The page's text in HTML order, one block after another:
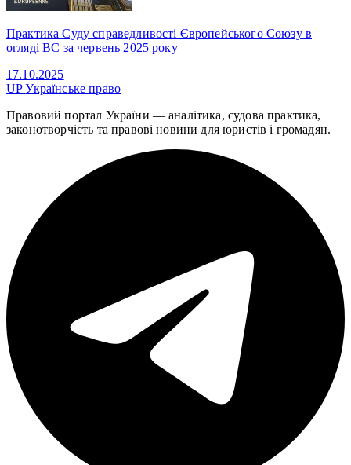
Практика Суду справедливості Європейського Союзу в
огляді ВС за червень 2025 року
17.10.2025
UPУкраїнське право
Правовий портал України — аналітика, судова практика,
законотворчість та правові новини для юристів і громадян.